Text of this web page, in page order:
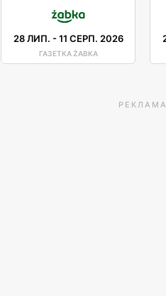
28 ЛИП. -11 СЕРП. 2026
ГАЗЕТКА ŻABKA
РЕКЛАМА